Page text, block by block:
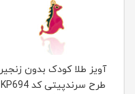
آویز طلا کودک بدون زنجیر
طرح سرندپیتی کد KP694